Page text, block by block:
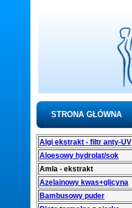
STRONA GŁÓWNA
Algi ekstrakt - filtr anty-UV
Aloesowy hydrolat/sok
Amla - ekstrakt
Azelainowy kwas+glicyna
Bambusowy puder